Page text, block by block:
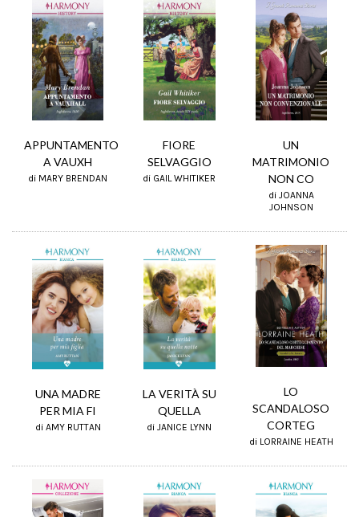
APPUNTAMENTO
A VAUXH
di MARY BRENDAN
FIORE
SELVAGGIO
di GAIL WHITIKER
UN
MATRIMONIO
NON CO
di JOANNA
JOHNSON
UNA MADRE
PER MIA FI
di AMY RUTTAN
LA VERITÀ SU
QUELLA
di JANICE LYNN
LO
SCANDALOSO
CORTEG
di LORRAINE HEATH